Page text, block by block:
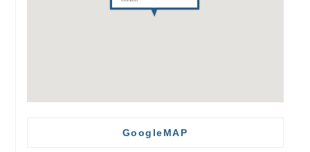
GoogleMAP